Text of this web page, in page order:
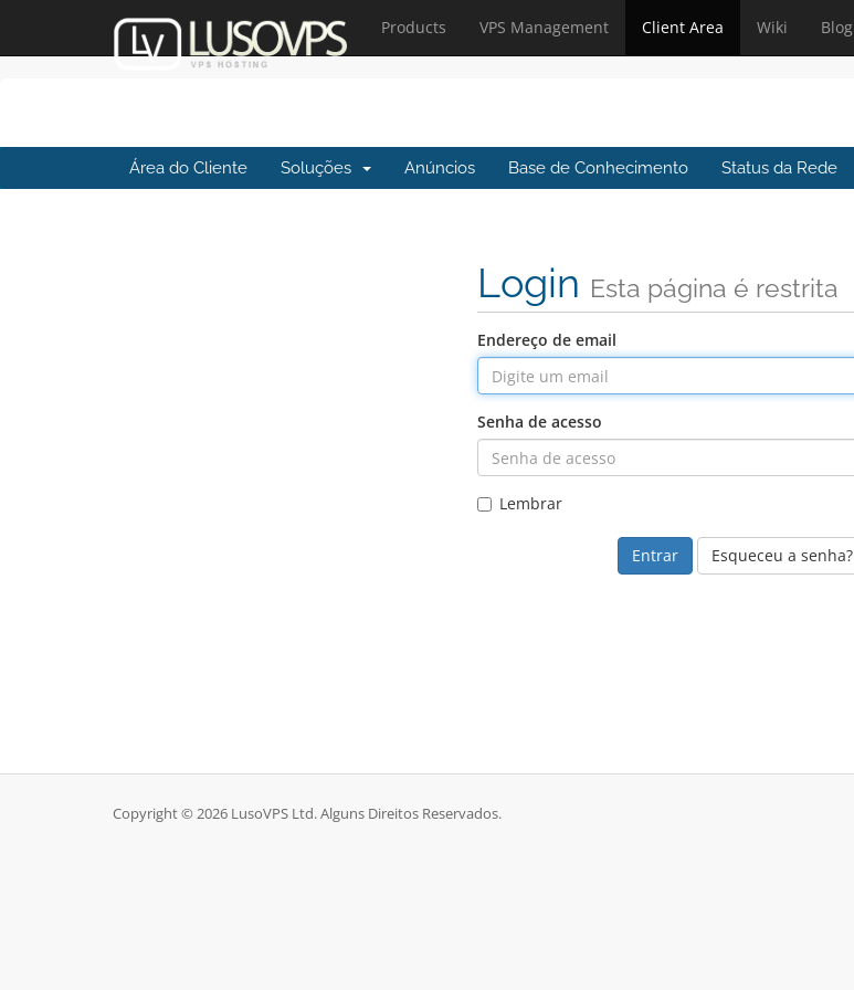
Products VPS Management Client Area Wiki Blog
Área do Cliente Soluções Anúncios Base de Conhecimento Status da Rede
Login Esta página é restrita
Endereço de email
Senha de acesso
Lembrar
Esqueceu a senha?
Copyright © 2026 LusoVPS Ltd. Alguns Direitos Reservados.